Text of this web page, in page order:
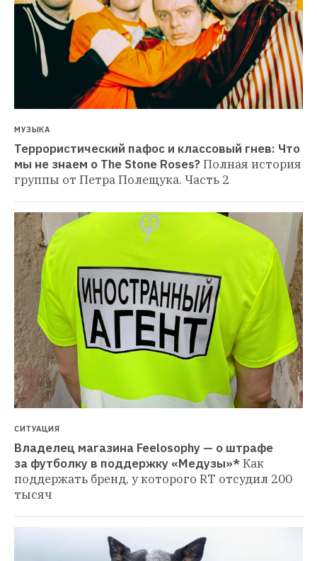
МУЗЫКА
Террористический пафос и классовый гнев: Что
мы не знаем о The Stone Roses?Полная история
группы от Петра Полещука. Часть 2
СИТУАЦИЯ
Владелец магазина Feelosophy — о штрафе
за футболку в поддержку «Медузы»*Как
поддержать бренд, у которого RT отсудил 200
тысяч